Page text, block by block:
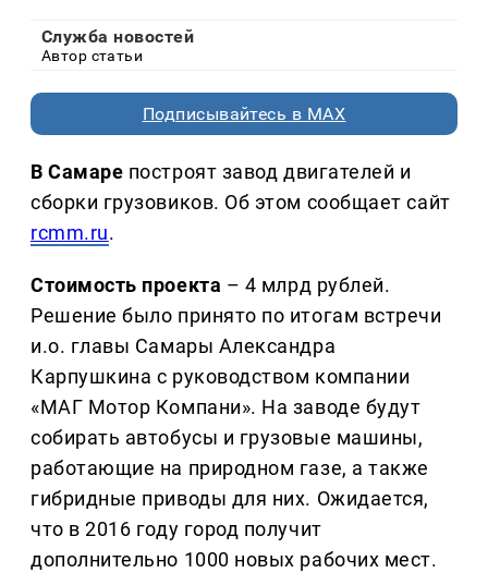
Служба новостей
Автор статьи
Подписывайтесь в MAX
В Самаре построят завод двигателей и
сборки грузовиков. Об этом сообщает сайт
rcmm.ru.
Стоимость проекта – 4 млрд рублей.
Решение было принято по итогам встречи
и.о. главы Самары Александра
Карпушкина с руководством компании
«МАГ Мотор Компани». На заводе будут
собирать автобусы и грузовые машины,
работающие на природном газе, а также
гибридные приводы для них. Ожидается,
что в 2016 году город получит
дополнительно 1000 новых рабочих мест.